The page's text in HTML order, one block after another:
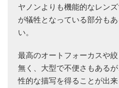
ヤノンよりも機能的なレン
が犠牲となっている部分も
い。
最高のオートフォーカスや
無く、大型で不便さもある
性的な描写を得ることが出